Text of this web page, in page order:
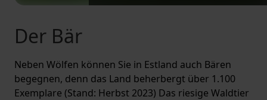
Der Bär
Neben Wölfen können Sie in Estland auch Bären
begegnen, denn das Land beherbergt über 1.100
Exemplare (Stand: Herbst 2023) Das riesige Waldtier